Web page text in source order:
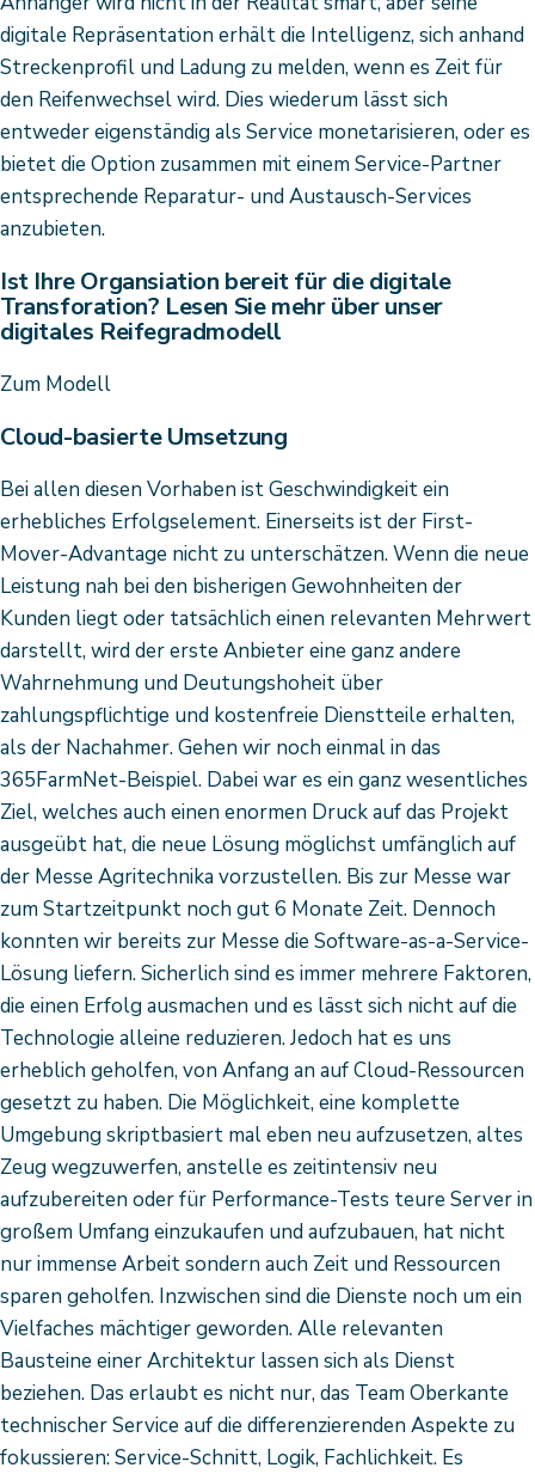
digitale Repräsentation erhält die Intelligenz, sich anhand
Streckenprofil und Ladung zu melden, wenn es Zeit für
den Reifenwechsel wird. Dies wiederum lässt sich
entweder eigenständig als Service monetarisieren, oder es
bietet die Option zusammen mit einem Service-Partner
entsprechende Reparatur- und Austausch-Services
anzubieten.
Ist Ihre Organsiation bereit für die digitale
Transforation? Lesen Sie mehr über unser
digitales Reifegradmodell
Zum Modell
Cloud-basierte Umsetzung
Bei allen diesen Vorhaben ist Geschwindigkeit ein
erhebliches Erfolgselement. Einerseits ist der First-
Mover-Advantage nicht zu unterschätzen. Wenn die neue
Leistung nah bei den bisherigen Gewohnheiten der
Kunden liegt oder tatsächlich einen relevanten Mehrwert
darstellt, wird der erste Anbieter eine ganz andere
Wahrnehmung und Deutungshoheit über
zahlungspflichtige und kostenfreie Dienstteile erhalten,
als der Nachahmer. Gehen wir noch einmal in das
365FarmNet-Beispiel. Dabei war es ein ganz wesentliches
Ziel, welches auch einen enormen Druck auf das Projekt
ausgeübt hat, die neue Lösung möglichst umfänglich auf
der Messe Agritechnika vorzustellen. Bis zur Messe war
zum Startzeitpunkt noch gut 6 Monate Zeit. Dennoch
konnten wir bereits zur Messe die Software-as-a-Service-
Lösung liefern. Sicherlich sind es immer mehrere Faktoren,
die einen Erfolg ausmachen und es lässt sich nicht auf die
Technologie alleine reduzieren. Jedoch hat es uns
erheblich geholfen, von Anfang an auf Cloud-Ressourcen
gesetzt zu haben. Die Möglichkeit, eine komplette
Umgebung skriptbasiert mal eben neu aufzusetzen, altes
Zeug wegzuwerfen, anstelle es zeitintensiv neu
aufzubereiten oder für Performance-Tests teure Server in
großem Umfang einzukaufen und aufzubauen, hat nicht
nur immense Arbeit sondern auch Zeit und Ressourcen
sparen geholfen. Inzwischen sind die Dienste noch um ein
Vielfaches mächtiger geworden. Alle relevanten
Bausteine einer Architektur lassen sich als Dienst
beziehen. Das erlaubt es nicht nur, das Team Oberkante
technischer Service auf die differenzierenden Aspekte zu
fokussieren: Service-Schnitt, Logik, Fachlichkeit. Es